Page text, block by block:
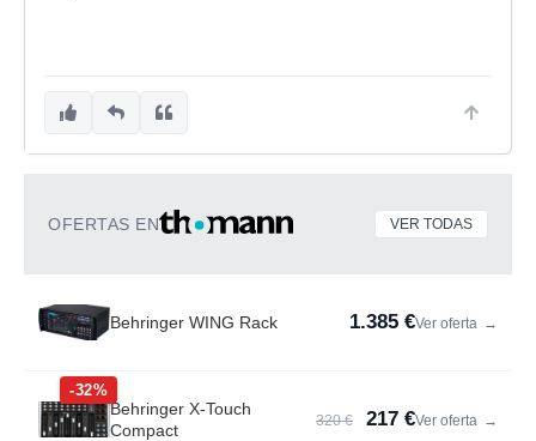
OFERTAS EN VER TODAS
Behringer WING Rack 1.385 €Ver oferta →
-32%
Behringer X-Touch
Compact
320 € 217 €Ver oferta →